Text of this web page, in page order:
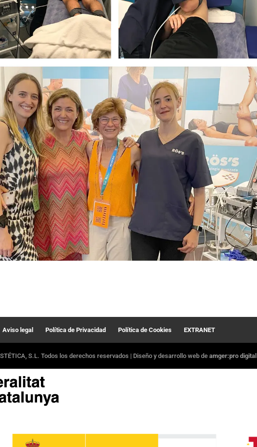
Aviso legal Política de Privacidad Política de Cookies EXTRANET
S.L. Todos los derechos reservados | Diseño y desarrollo web de amger:pro digital